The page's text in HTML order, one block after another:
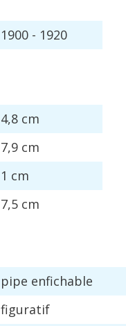
1900 - 1920
4,8 cm
7,9 cm
1 cm
7,5 cm
pipe enfichable
figuratif